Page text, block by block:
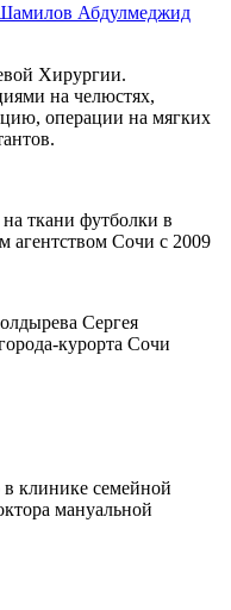
Абдулмеджид
Хирургии.
на челюстях,
операции на мягких
ткани футболки в
агентством Сочи с 2009
Сергея
курорта Сочи
клинике семейной
мануальной